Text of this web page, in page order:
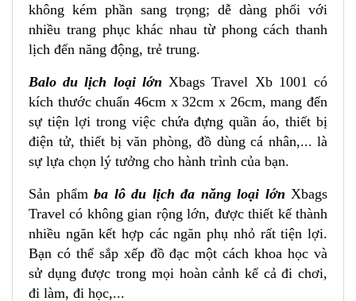
không kém phần sang trọng; dễ dàng phối với
nhiều trang phục khác nhau từ phong cách thanh
lịch đến năng động, trẻ trung.
Balo du lịch loại lớn Xbags Travel Xb 1001 có
kích thước chuẩn 46cm x 32cm x 26cm, mang đến
sự tiện lợi trong việc chứa đựng quần áo, thiết bị
điện tử, thiết bị văn phòng, đồ dùng cá nhân,... là
sự lựa chọn lý tưởng cho hành trình của bạn.
Sản phẩm ba lô du lịch đa năng loại lớn Xbags
Travel có không gian rộng lớn, được thiết kế thành
nhiều ngăn kết hợp các ngăn phụ nhỏ rất tiện lợi.
Bạn có thể sắp xếp đồ đạc một cách khoa học và
sử dụng được trong mọi hoàn cảnh kể cả đi chơi,
đi làm, đi học,...